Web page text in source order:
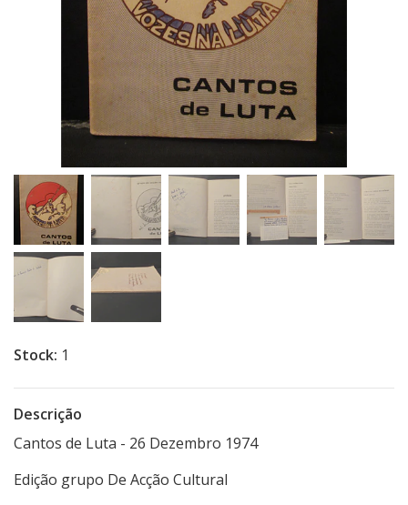
Stock: 1
Descrição
Cantos de Luta - 26 Dezembro 1974
Edição grupo De Acção Cultural